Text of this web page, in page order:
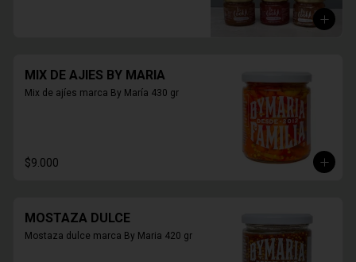
MIX DE AJIES BY MARIA
Mix de ajíes marca By María 430 gr
$9.000
MOSTAZA DULCE
Mostaza dulce marca By Maria 420 gr